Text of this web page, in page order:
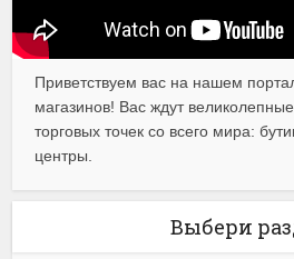
Приветствуем вас на нашем
магазинов! Вас ждут
торговых точек со всего мира:
центры.
Выбери